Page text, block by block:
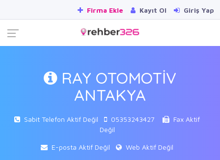
Firma Ekle Kayıt Ol Giriş Yap
RAY OTOMOTİV
ANTAKYA
Sabit Telefon Aktif Değil 05353243427
Fax Aktif
Değil
E-posta Aktif Değil Web Aktif Değil